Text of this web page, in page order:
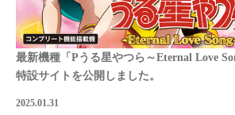
最新機種「Pうる星やつら～Eternal Love
特設サイトを公開しました。
2025.01.31